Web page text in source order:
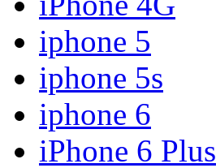
iphone 5
iphone 5s
iphone 6
iPhone 6 Plus